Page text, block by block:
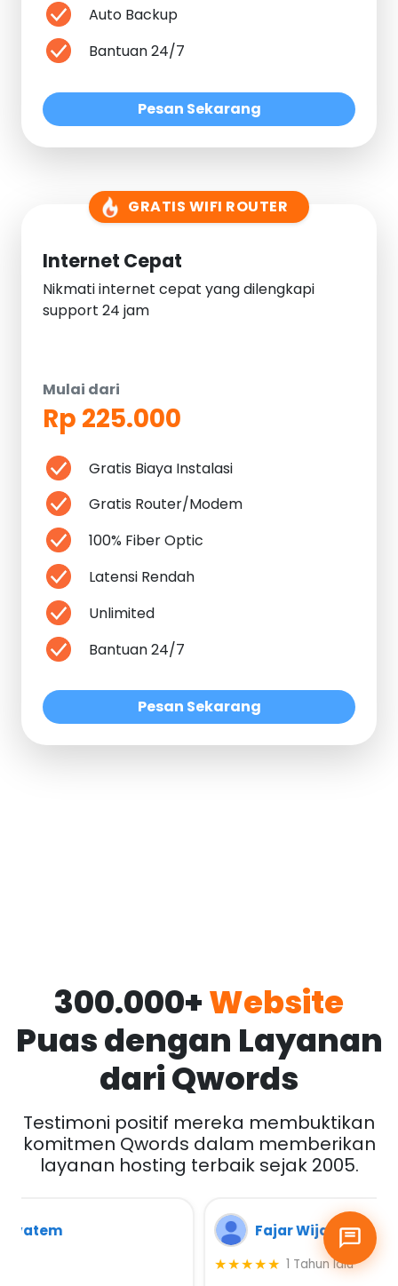
Auto Backup
Bantuan 24/7
Pesan Sekarang
GRATIS WIFI ROUTER
Internet Cepat
Nikmati internet cepat yang dilengkapi
support 24 jam
Mulai dari
Rp 225.000
Gratis Biaya Instalasi
Gratis Router/Modem
100% Fiber Optic
Latensi Rendah
Unlimited
Bantuan 24/7
Pesan Sekarang
300.000+Website
Puas dengan Layanan
dari Qwords
Testimoni positif mereka membuktikan
komitmen Qwords dalam memberikan
layanan hosting terbaik sejak 2005.